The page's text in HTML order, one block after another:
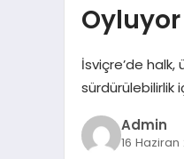
Oyluyor
İsviçre’de halk,
sürdürülebilirlik
Admin
16 Haziran